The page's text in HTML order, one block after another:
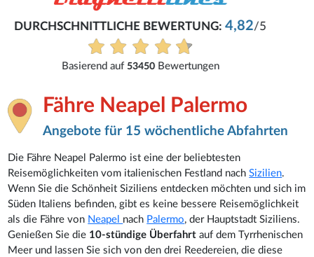
Eifach und problemlos.
Alle Bewertungen anzeigen
Fähre Neapel Palermo
Angebote für 15 wöchentliche Abfahrten
Die Fähre Neapel Palermo ist eine der beliebtesten
Reisemöglichkeiten vom italienischen Festland nachSizilien.
Wenn Sie die Schönheit Siziliens entdecken möchten und sich im
Süden Italiens befinden, gibt es keine bessere Reisemöglichkeit
als die Fähre von Neapel nach Palermo, der Hauptstadt Siziliens.
Genießen Sie die 10-stündige Überfahrtauf dem Tyrrhenischen
Meer und lassen Sie sich von den drei Reedereien, die diese